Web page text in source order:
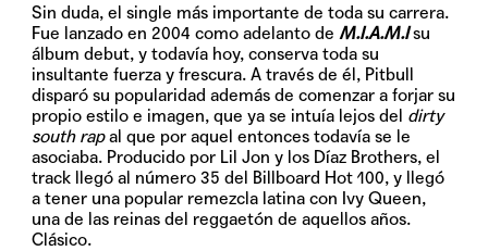
Sin duda, el single más importante de toda su carrera.
Fue lanzado en 2004 como adelanto de M.I.A.M.Isu
álbum debut, y todavía hoy, conserva toda su
insultante fuerza y frescura. A través de él, Pitbull
disparó su popularidad además de comenzar a forjar su
propio estilo e imagen, que ya se intuía lejos del dirty
south rapal que por aquel entonces todavía se le
asociaba. Producido por Lil Jon y los Díaz Brothers, el
track llegó al número 35 del Billboard Hot 100, y llegó
a tener una popular remezcla latina con Ivy Queen,
una de las reinas del reggaetón de aquellos años.
Clásico.